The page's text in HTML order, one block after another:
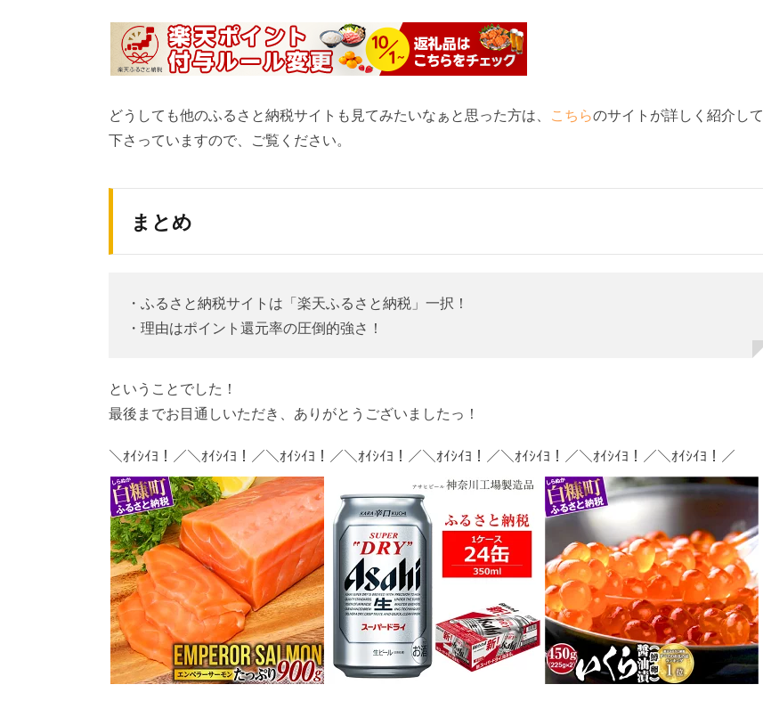
どうしても他のふるさと納税サイトも見てみたいなぁと思った方は、 こちらのサイトが詳しく紹介して
下さっていますので、ご覧ください。
まとめ
・ふるさと納税サイトは「楽天ふるさと納税」一択！
・理由はポイント還元率の圧倒的強さ！
ということでした！
最後までお目通しいただき、ありがとうございましたっ！
＼ｵｲｼｲﾖ！／＼ｵｲｼｲﾖ！／＼ｵｲｼｲﾖ！／＼ｵｲｼｲﾖ！／＼ｵｲｼｲﾖ！／＼ｵｲｼｲﾖ！／＼ｵｲｼｲﾖ！／＼ｵｲｼｲﾖ！／